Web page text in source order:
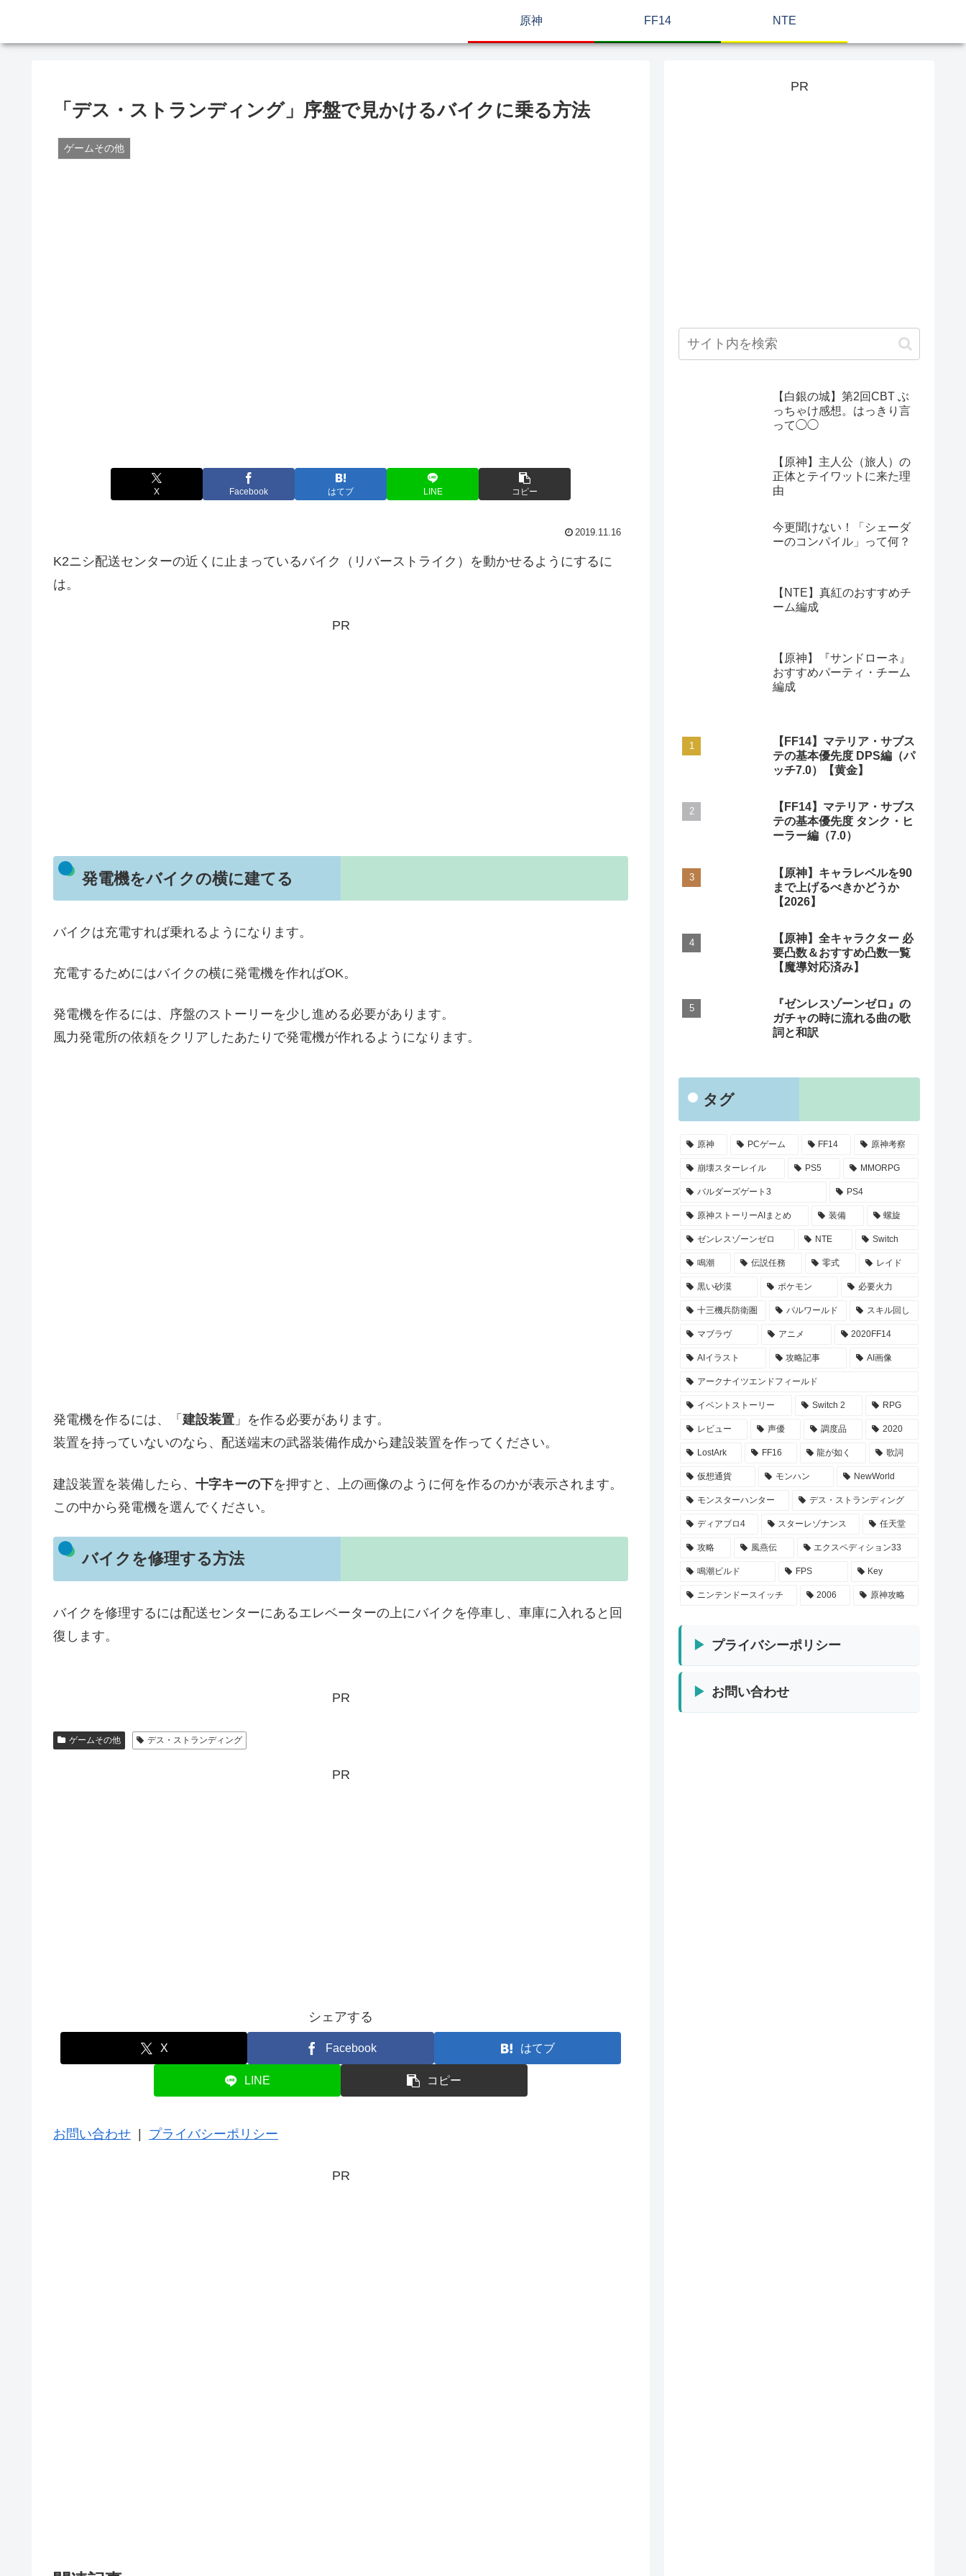
原神 FF14 NTE
「デス・ストランディング」序盤で見かけるバイクに乗る方法
ゲームその他
X Facebook はてブ LINE コピー
2019.11.16
K2ニシ配送センターの近くに止まっているバイク（リバーストライク）を動かせるようにするに
は。
PR
発電機をバイクの横に建てる
バイクは充電すれば乗れるようになります。
充電するためにはバイクの横に発電機を作ればOK。
発電機を作るには、序盤のストーリーを少し進める必要があります。
風力発電所の依頼をクリアしたあたりで発電機が作れるようになります。
発電機を作るには、「 建設装置 」を作る必要があります。
装置を持っていないのなら、配送端末の武器装備作成から建設装置を作ってください。
建設装置を装備したら、 十字キーの下を押すと、上の画像のように何を作るのかが表示されます。
この中から発電機を選んでください。
バイクを修理する方法
バイクを修理するには配送センターにあるエレベーターの上にバイクを停車し、車庫に入れると回
復します。
PR
ゲームその他 デス・ストランディング
PR
シェアする
X Facebook はてブ
LINE コピー
お問い合わせ プライバシーポリシー
PR
PR
【白銀の城】第2回CBT ぶ
っちゃけ感想。はっきり言
って◯◯
【原神】主人公（旅人）の
正体とテイワットに来た理
由
今更聞けない！「シェーダ
ーのコンパイル」って何？
【NTE】真紅のおすすめチ
ーム編成
【原神】『サンドローネ』
おすすめパーティ・チーム
編成
【FF14】マテリア・サブス
テの基本優先度 DPS編（パ
ッチ7.0）【黄金】
【FF14】マテリア・サブス
テの基本優先度 タンク・ヒ
ーラー編（7.0）
【原神】キャラレベルを90
まで上げるべきかどうか
【2026】
【原神】全キャラクター 必
要凸数＆おすすめ凸数一覧
【魔導対応済み】
『ゼンレスゾーンゼロ』の
ガチャの時に流れる曲の歌
詞と和訳
タグ
原神 PCゲーム FF14 原神考察
崩壊スターレイル PS5 MMORPG
バルダーズゲート3 PS4
原神ストーリーAIまとめ 装備 螺旋
ゼンレスゾーンゼロ NTE Switch
鳴潮 伝説任務 零式 レイド
黒い砂漠 ポケモン 必要火力
十三機兵防衛圏 パルワールド スキル回し
マブラヴ アニメ 2020FF14
AIイラスト 攻略記事 AI画像
アークナイツエンドフィールド
イベントストーリー Switch 2 RPG
レビュー 声優 調度品 2020
LostArk FF16 龍が如く 歌詞
仮想通貨 モンハン NewWorld
モンスターハンター デス・ストランディング
ディアブロ4 スターレゾナンス 任天堂
攻略 風燕伝 エクスペディション33
鳴潮ビルド FPS Key
ニンテンドースイッチ 2006 原神攻略
プライバシーポリシー
お問い合わせ